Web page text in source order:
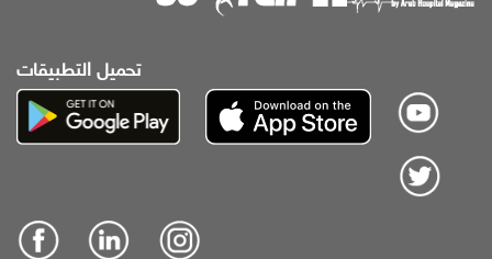
تحميل التطبيقات